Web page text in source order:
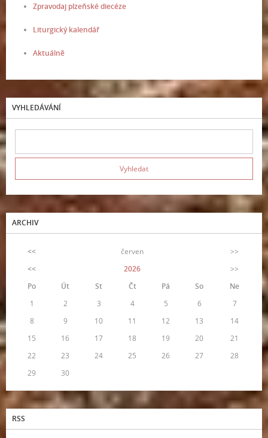
Zpravodaj plzeňské diecéze
Liturgický kalendář
Aktuálně
VYHLEDÁVÁNÍ
ARCHIV
<< červen
>>
<<
2026
>>
Po
Út St Čt Pá So
Ne
1
2 3 4 5 6
7
8
9 10 11 12 13
14
15
16 17 18 19 20
21
22
23 24 25 26 27
28
29
30
RSS